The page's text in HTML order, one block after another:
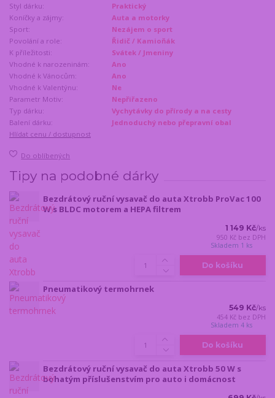
Styl dárku:
Praktický
Koníčky a zájmy:
Auta a motorky
Sport:
Nezájem o sport
Povolání a role:
Řidič / Kamioňák
K příležitosti:
Svátek / Jmeniny
Vhodné k narozeninám:
Ano
Vhodné k Vánocům:
Ano
Vhodné k Valentýnu:
Ne
Parametr Motiv:
Nepřiřazeno
Typ dárku:
Vychytávky do přírody a na cesty
Balení dárku:
Jednoduchý nebo přepravní obal
Hlídat cenu / dostupnost
Do oblíbených
Tipy na podobné dárky
Bezdrátový ruční vysavač do auta Xtrobb ProVac 100
W s BLDC motorem a HEPA filtrem
1 149 Kč/ks
950 Kč bez DPH
Skladem 1 ks
Do košíku
Pneumatikový termohrnek
549 Kč/ks
454 Kč bez DPH
Skladem 4 ks
Do košíku
Bezdrátový ruční vysavač do auta Xtrobb 50 W s
bohatým příslušenstvím pro auto i domácnost